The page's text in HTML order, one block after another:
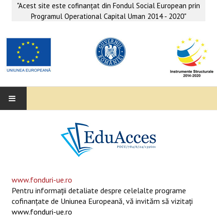
"Acest site este cofinanţat din Fondul Social European prin
Programul Operational Capital Uman 2014 - 2020"
SUPORT EDUCAȚIONAL MATEMATICĂ- INFORMATICĂ
SERVICII PSIHO-SOCIALE
www.fonduri-ue.ro
Pentru informaţii detaliate despre celelalte programe
cofinanţate de Uniunea Europeană, vă invităm să vizitaţi
www.fonduri-ue.ro